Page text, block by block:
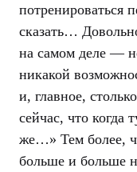
потренироваться
сказать…
на самом деле —
никакой
и, главное,
сейчас, что
же…» Тем более,
больше и больше